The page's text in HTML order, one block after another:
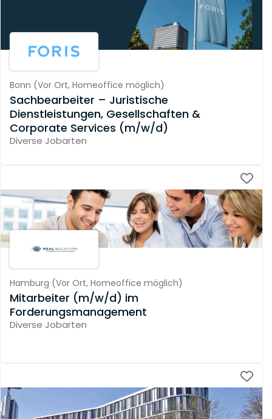
Bonn (Vor Ort, Homeoffice möglich)
Sachbearbeiter – Juristische
Dienstleistungen, Gesellschaften &
Corporate Services (m/w/d)
Diverse Jobarten
Hamburg (Vor Ort, Homeoffice möglich)
Mitarbeiter (m/w/d) im
Forderungsmanagement
Diverse Jobarten